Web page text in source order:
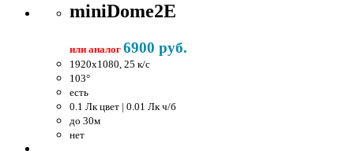
miniDome2E
или аналог 6900 руб.
1920x1080, 25 к/c
103°
есть
0.1 Лк цвет | 0.01 Лк ч/б
до 30м
нет